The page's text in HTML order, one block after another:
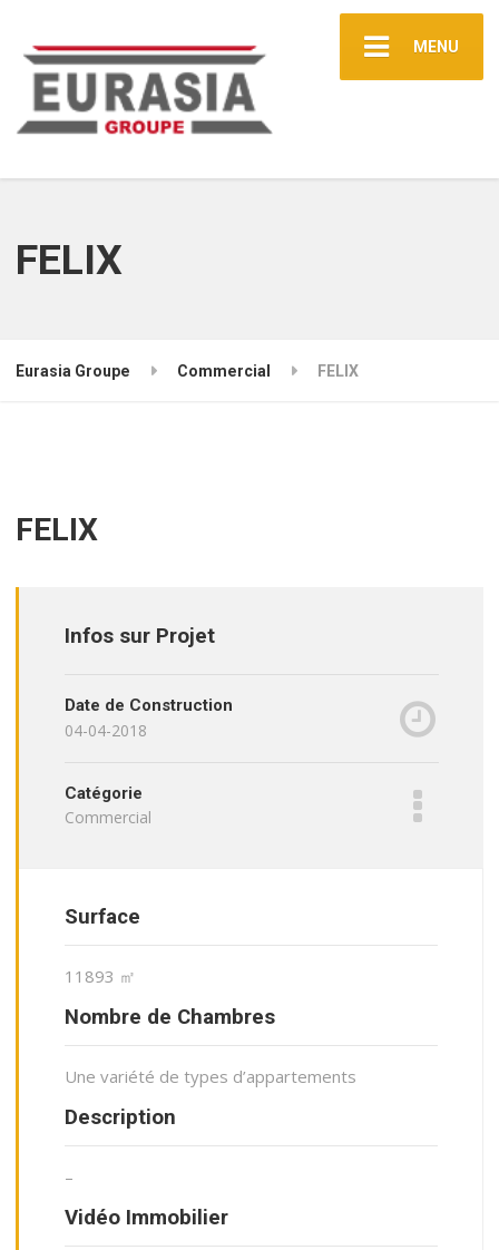
MENU
FELIX
Eurasia Groupe Commercial FELIX
FELIX
Infos sur Projet
Date de Construction
04-04-2018
Catégorie
Commercial
Surface
11893 ㎡
Nombre de Chambres
Une variété de types d’appartements
Description
–
Vidéo Immobilier